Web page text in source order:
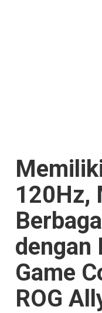
120Hz,
dengan
Game
ROG